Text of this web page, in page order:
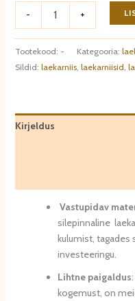
- +
Tootekood: - Kategooria:
Sildid: laekarniis, laekarniisid
Kirjeldus
Vastupidav
silepinnaline
kulumist, tagades
investeeringu.
Lihtne paigaldus
kogemust, on